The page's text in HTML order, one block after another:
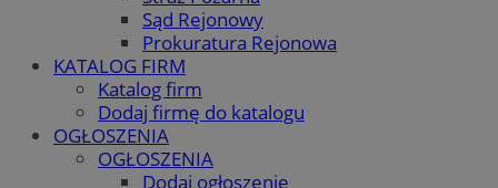
Sąd Rejonowy
Prokuratura Rejonowa
KATALOG FIRM
Katalog firm
Dodaj firmę do katalogu
OGŁOSZENIA
OGŁOSZENIA
Dodaj ogłoszenie